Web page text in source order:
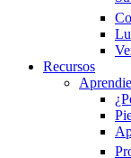
Recursos